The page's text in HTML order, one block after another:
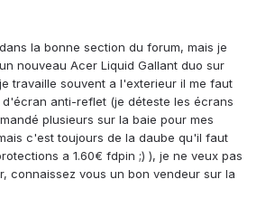
la bonne section du forum, mais je
nouveau Acer Liquid Gallant duo sur
travaille souvent a l'exterieur il me faut
anti-reflet (je déteste les écrans
plusieurs sur la baie pour mes
c'est toujours de la daube qu'il faut
a 1.60€ fdpin ;) ), je ne veux pas
connaissez vous un bon vendeur sur la